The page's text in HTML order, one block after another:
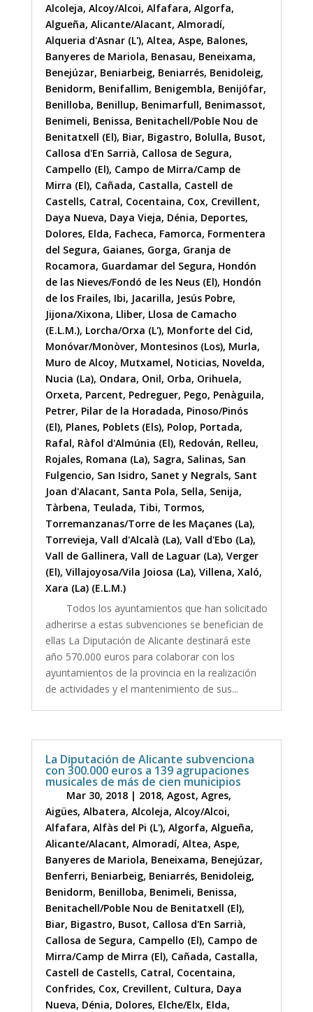
Alcoleja, Alcoy/Alcoi, Alfafara, Algorfa,
Algueña, Alicante/Alacant, Almoradí,
Alqueria d'Asnar (L'), Altea, Aspe, Balones,
Banyeres de Mariola, Benasau, Beneixama,
Benejúzar, Beniarbeig, Beniarrés, Benidoleig,
Benidorm, Benifallim, Benigembla, Benijófar,
Benilloba, Benillup, Benimarfull, Benimassot,
Benimeli, Benissa, Benitachell/Poble Nou de
Benitatxell (El), Biar, Bigastro, Bolulla, Busot,
Callosa d'En Sarrià, Callosa de Segura,
Campello (El), Campo de Mirra/Camp de
Mirra (El), Cañada, Castalla, Castell de
Castells, Catral, Cocentaina, Cox, Crevillent,
Daya Nueva, Daya Vieja, Dénia, Deportes,
Dolores, Elda, Facheca, Famorca, Formentera
del Segura, Gaianes, Gorga, Granja de
Rocamora, Guardamar del Segura, Hondón
de las Nieves/Fondó de les Neus (El), Hondón
de los Frailes, Ibi, Jacarilla, Jesús Pobre,
Jijona/Xixona, Lliber, Llosa de Camacho
(E.L.M.), Lorcha/Orxa (L'), Monforte del Cid,
Monóvar/Monòver, Montesinos (Los), Murla,
Muro de Alcoy, Mutxamel, Noticias, Novelda,
Nucia (La), Ondara, Onil, Orba, Orihuela,
Orxeta, Parcent, Pedreguer, Pego, Penàguila,
Petrer, Pilar de la Horadada, Pinoso/Pinós
(El), Planes, Poblets (Els), Polop, Portada,
Rafal, Ràfol d'Almúnia (El), Redován, Relleu,
Rojales, Romana (La), Sagra, Salinas, San
Fulgencio, San Isidro, Sanet y Negrals, Sant
Joan d'Alacant, Santa Pola, Sella, Senija,
Tàrbena, Teulada, Tibi, Tormos,
Torremanzanas/Torre de les Maçanes (La),
Torrevieja, Vall d'Alcalà (La), Vall d'Ebo (La),
Vall de Gallinera, Vall de Laguar (La), Verger
(El), Villajoyosa/Vila Joiosa (La), Villena, Xaló,
Xara (La) (E.L.M.)
Todos los ayuntamientos que han solicitado
adherirse a estas subvenciones se benefician de
ellas La Diputación de Alicante destinará este
año 570.000 euros para colaborar con los
ayuntamientos de la provincia en la realización
de actividades y el mantenimiento de sus...
La Diputación de Alicante subvenciona
con 300.000 euros a 139 agrupaciones
musicales de más de cien municipios
Mar 30, 2018| 2018, Agost, Agres,
Aigües, Albatera, Alcoleja, Alcoy/Alcoi,
Alfafara, Alfàs del Pi (L'), Algorfa, Algueña,
Alicante/Alacant, Almoradí, Altea, Aspe,
Banyeres de Mariola, Beneixama, Benejúzar,
Benferri, Beniarbeig, Beniarrés, Benidoleig,
Benidorm, Benilloba, Benimeli, Benissa,
Benitachell/Poble Nou de Benitatxell (El),
Biar, Bigastro, Busot, Callosa d'En Sarrià,
Callosa de Segura, Campello (El), Campo de
Mirra/Camp de Mirra (El), Cañada, Castalla,
Castell de Castells, Catral, Cocentaina,
Confrides, Cox, Crevillent, Cultura, Daya
Nueva, Dénia, Dolores, Elche/Elx, Elda,